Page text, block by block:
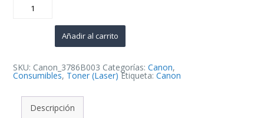
CEXV34
3786B003
(Drum)
Añadir al carrito
SKU: Canon_3786B003 Categorías:Canon,
Consumibles, Toner (Laser) Etiqueta:Canon
Descripción